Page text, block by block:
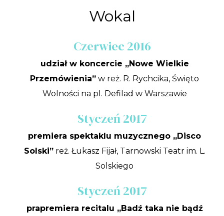
Wokal
Czerwiec 2016
udział w koncercie „Nowe Wielkie
Przemówienia” w reż. R. Rychcika, Święto
Wolności na pl. Defilad w Warszawie
Styczeń 2017
premiera spektaklu muzycznego „Disco
Solski”reż. Łukasz Fijał, Tarnowski Teatr im. L.
Solskiego
Styczeń 2017
prapremiera recitalu „Badź taka nie bądź